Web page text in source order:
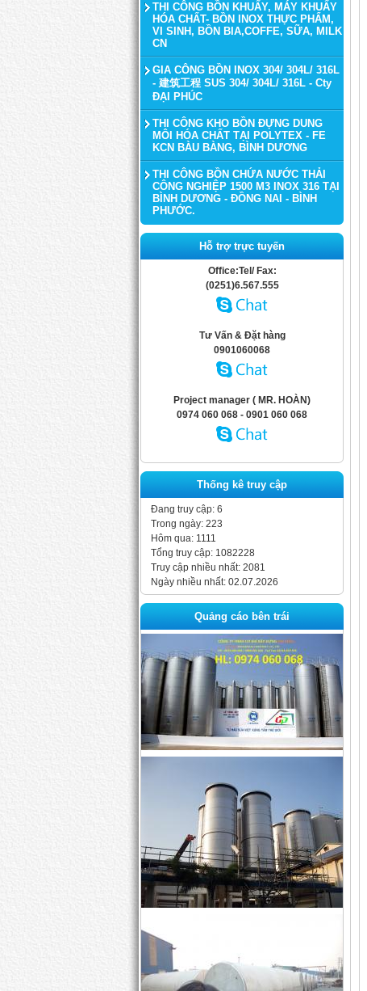
THI CÔNG BỒN KHUẤY, MÁY KHUẤY
HÓA CHẤT- BỒN INOX THỰC PHẨM,
VI SINH, BỒN BIA,COFFE, SỮA, MILK
CN
GIA CÔNG BỒN INOX 304/ 304L/ 316L
- 建筑工程 SUS 304/ 304L/ 316L - Cty
ĐẠI PHÚC
THI CÔNG KHO BỒN ĐỰNG DUNG
MÔI HÓA CHẤT TẠI POLYTEX - FE
KCN BÀU BÀNG, BÌNH DƯƠNG
THI CÔNG BỒN CHỨA NƯỚC THẢI
CÔNG NGHIỆP 1500 M3 INOX 316 TẠI
BÌNH DƯƠNG - ĐỒNG NAI - BÌNH
PHƯỚC.
Hỗ trợ trực tuyến
Office:Tel/ Fax:
(0251)6.567.555
Tư Vấn & Đặt hàng
0901060068
Project manager ( MR. HOÀN)
0974 060 068 - 0901 060 068
Thống kê truy cập
Đang truy cập: 6
Trong ngày: 223
Hôm qua: 1111
Tổng truy cập: 1082228
Truy cập nhiều nhất: 2081
Ngày nhiều nhất: 02.07.2026
Quảng cáo bên trái